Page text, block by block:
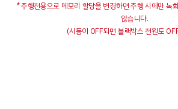
* 주행전용으로 메모리 할당을 변경하면 주행 시에만 녹
않습니다.
(시동이 OFF되면 블랙박스 전원도